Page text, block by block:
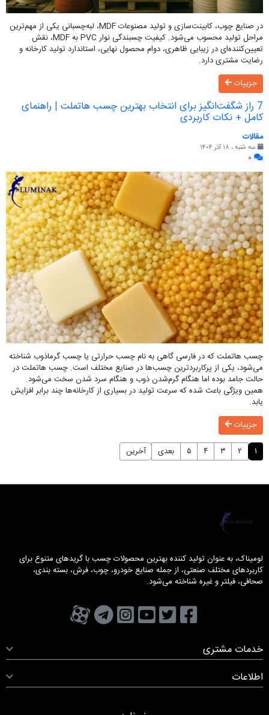
در صنایع چوب، کابینت‌سازی و تولید مصنوعات MDF، لبه‌چسبانی یکی از مهم‌ترین
مراحل تولید محسوب می‌شود. کیفیت چسبندگی نوار PVC به MDF، نقش
تعیین‌کننده‌ای در زیبایی ظاهری، دوام محصول نهایی، استاندارد تولید کارخانه و
رضایت مشتری دارد.
جزییات
7 راز شگفت‌انگیز برای انتخاب بهترین چسب هاتملت | راهنمای
کامل + نکات کاربردی
مقالات
سه شنبه ، ۱۸ آذر ۱۴۰۴
۰
چسب هاتملت که در فارسی گاهی به نام چسب حرارتی یا چسب گرما‌ذوب شناخته
می‌شود، یکی از پرکاربردترین چسب‌ها در صنایع مختلف است. چسب هاتملت در
حالت جامد بوده اما هنگام گرم‌شدن ذوب و هنگام سرد شدن سخت می‌شود.
همین ویژگی باعث شده که سرعت تولید در بسیاری از کارخانه‌ها چند برابر افزایش
یابد.
جزییات
۱
۲ ۳ ۴ ۵ بعدی آخرین
لومیناک، به عنوان تولید کننده بهترین محصولات چسب با گریدهای متنوع برای
کاربردهای مختلف صنعتی، از جمله صنایع خودرو، چوب، فرش، بسته بندی،
صحافی، فیلتر و غیره شناخته می‌شود.
فیسبوک
تویتریوتیوب
صفحهکانال تلگرام
کانال آپارات
خدمات مشتری
اطلاعات